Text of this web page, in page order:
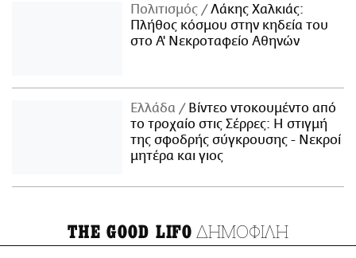
Πολιτισμός
Λάκης Χαλκιάς:
Πλήθος κόσμου στην κηδεία του
στο Α' Νεκροταφείο Αθηνών
Ελλάδα
Βίντεο ντοκουμέντο από
το τροχαίο στις Σέρρες: Η στιγμή
της σφοδρής σύγκρουσης - Νεκροί
μητέρα και γιος
THE GOOD LIFO ΔΗΜΟΦΙΛΗ